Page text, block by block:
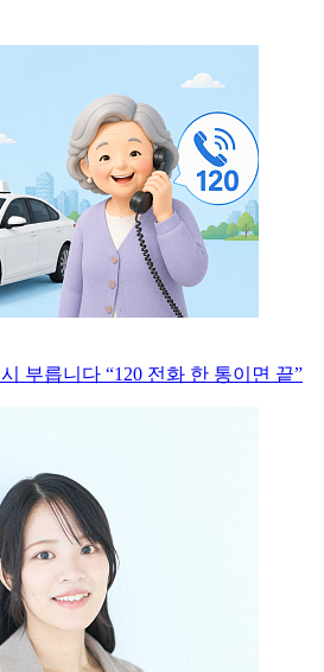
부릅니다 “120 전화 한 통이면 끝”